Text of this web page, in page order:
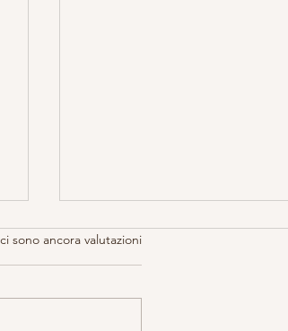
su 5.
sono ancora valutazioni